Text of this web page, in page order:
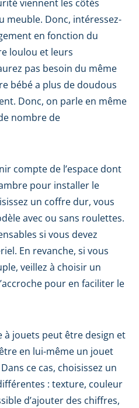
viennent les côtés
meuble. Donc, intéressez-
en fonction du
loulou et leurs
pas besoin du même
bébé a plus de doudous
Donc, on parle en même
nombre de
compte de l’espace dont
pour installer le
un coffre dur, vous
avec ou sans roulettes.
si vous devez
En revanche, si vous
veillez à choisir un
pour en faciliter le
à jouets peut être design et
en lui-même un jouet
ce cas, choisissez un
: texture, couleur
d’ajouter des chiffres,